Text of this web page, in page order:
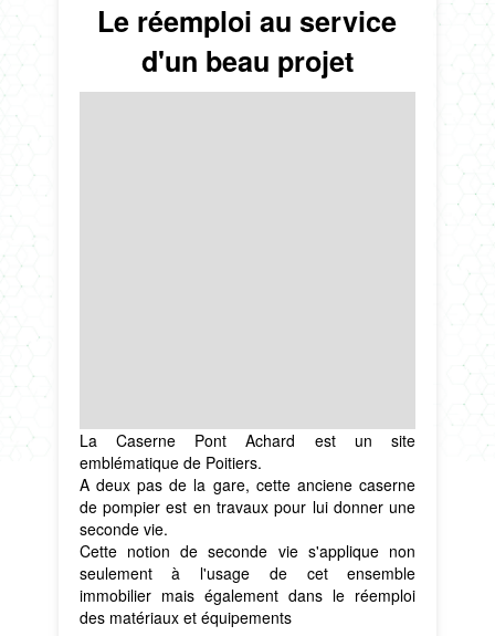
Le réemploi au service
d'un beau projet
La Caserne Pont Achard est un site
emblématique de Poitiers.
A deux pas de la gare, cette anciene caserne
de pompier est en travaux pour lui donner une
seconde vie.
Cette notion de seconde vie s'applique non
seulement à l'usage de cet ensemble
immobilier mais également dans le réemploi
des matériaux et équipements